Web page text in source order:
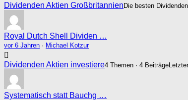
Dividenden Aktien GroßbritannienDie besten
Royal Dutch Shell Dividen …
vor 6 Jahren · Michael Kotzur
Dividenden Aktien investiere4 Themen · 4 Beiträge
Systematisch statt Bauchg …